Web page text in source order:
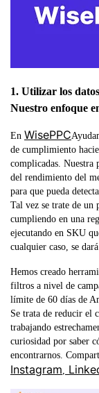
1. Utilizar los
Nuestro enfoque
En WisePPC
de cumplimiento
complicadas. Nuestra
del rendimiento del
para que pueda
Tal vez se trate de un
cumpliendo en una
ejecutando en SKU
cualquier caso, se
Hemos creado
filtros a nivel de
límite de 60 días de
Se trata de reducir el
trabajando
curiosidad por saber
encontrarnos.
Instagram